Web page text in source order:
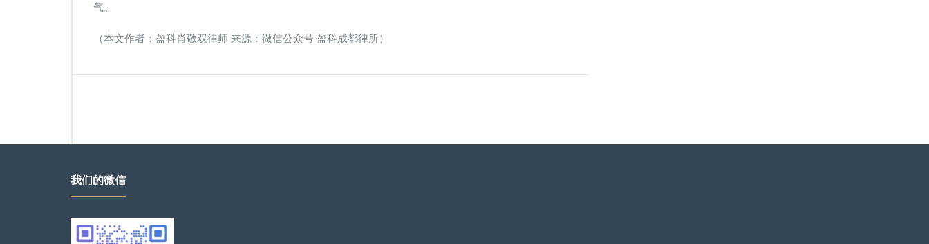
气。
（本文作者：盈科肖敬双律师 来源：微信公众号 盈科成都律所）
我们的微信